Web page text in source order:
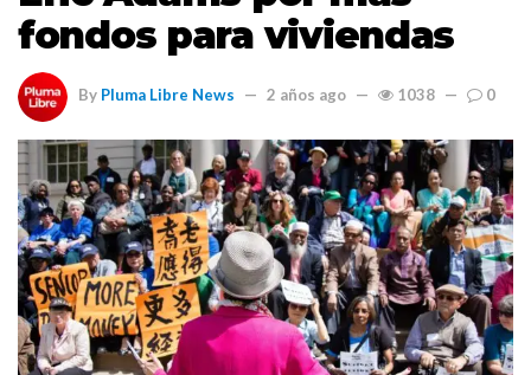
fondos para viviendas
By Pluma Libre News 2 años ago 1038 0